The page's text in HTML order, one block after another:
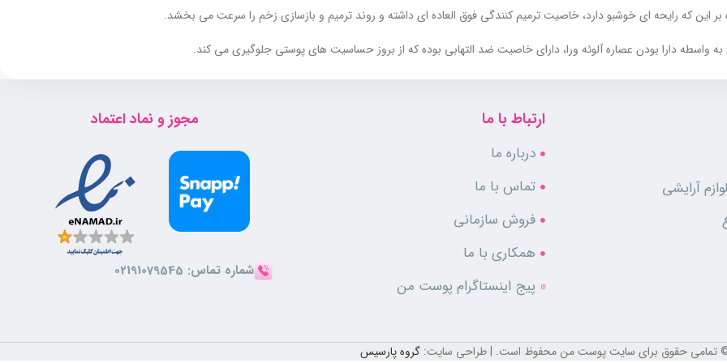
این که رایحه ای خوشبو دارد، خاصیت ترمیم کنندگی فوق العاده ای داشته و روند ترمیم و بازسازی زخم را سرعت می بخشد.
واسطه دارا بودن عصاره آلوئه ورا، دارای خاصیت ضد التهابی بوده که از بروز حساسیت های پوستی جلوگیری می کند.
عفونی می کند. این امر نقش موثری در جلوگیری از ایجاد جوش های بعد از اصلاح دارد.
کمک کرده و مانع از خشکی و ایجاد احساس کشیدگی در پوست می گردد. این محصول نرم کننده و لطافت بخش پوست بوده و فاقد پارابن و ترکیبات مضر
آرایشی
ارتباط با ما
درباره ما
تماس با ما
فروش سازمانی
همکاری با ما
پیج اینستاگرام پوست من
مجوز و نماد اعتماد
شماره تماس: 02191079545
تمامی حقوق برای سایت پوست من محفوظ است. | طراحی سایت: گروه پارسیس